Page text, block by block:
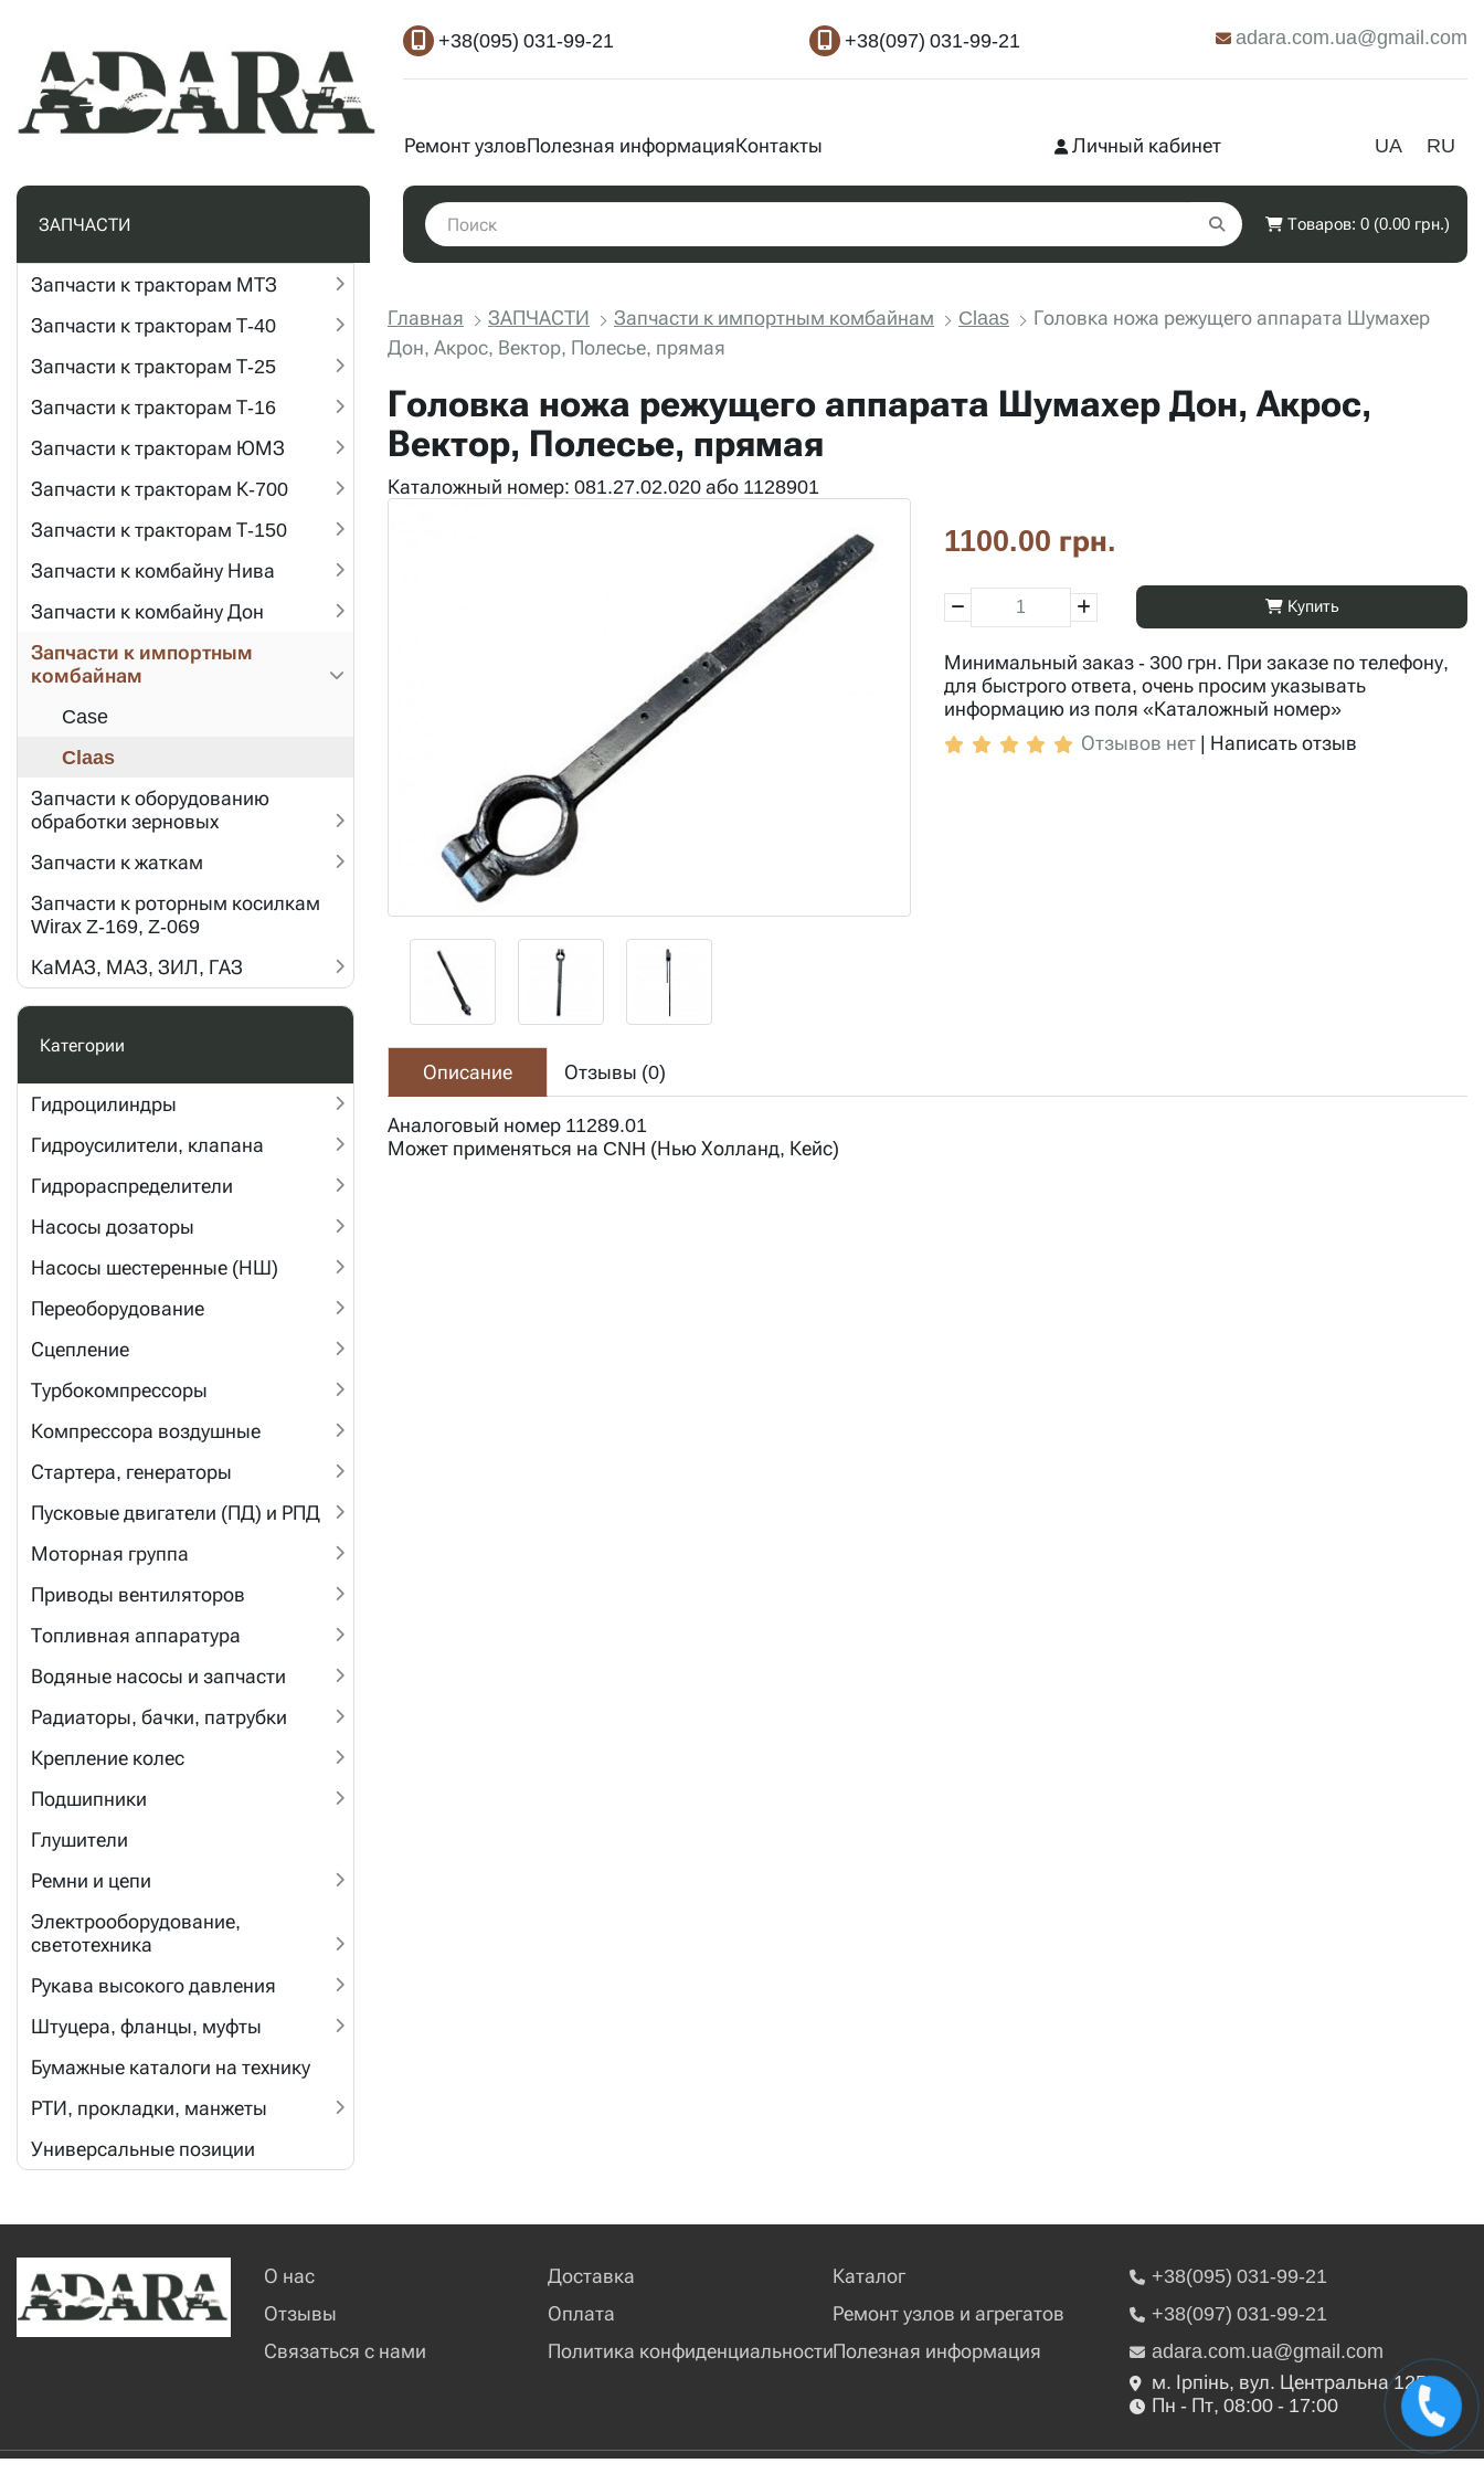
+38(095) 031-99-21 +38(097) 031-99-21 adara.com.ua@gmail.com
Ремонт узловПолезная информацияКонтакты UA RU
Личный кабинет
ЗАПЧАСТИ Товаров: 0 (0.00 грн.)
Запчасти к тракторам МТЗ
Запчасти к тракторам Т-40
Запчасти к тракторам Т-25
Запчасти к тракторам Т-16
Запчасти к тракторам ЮМЗ
Запчасти к тракторам К-700
Запчасти к тракторам Т-150
Запчасти к комбайну Нива
Запчасти к комбайну Дон
Запчасти к импортным
комбайнам
Case
Claas
Запчасти к оборудованию
обработки зерновых
Запчасти к жаткам
Запчасти к роторным косилкам
Wirax Z-169, Z-069
КаМАЗ, МАЗ, ЗИЛ, ГАЗ
Категории
Гидроцилиндры
Гидроусилители, клапана
Гидрораспределители
Насосы дозаторы
Насосы шестеренные (НШ)
Переоборудование
Сцепление
Турбокомпрессоры
Компрессора воздушные
Стартера, генераторы
Пусковые двигатели (ПД) и РПД
Моторная группа
Приводы вентиляторов
Топливная аппаратура
Водяные насосы и запчасти
Радиаторы, бачки, патрубки
Крепление колес
Подшипники
Глушители
Ремни и цепи
Электрооборудование,
светотехника
Рукава высокого давления
Штуцера, фланцы, муфты
Бумажные каталоги на технику
РТИ, прокладки, манжеты
Универсальные позиции
Главная ЗАПЧАСТИ Запчасти к импортным комбайнам Claas
Головка ножа режущего аппарата Шумахер
Дон, Акрос, Вектор, Полесье, прямая
Головка ножа режущего аппарата Шумахер Дон, Акрос,
Вектор, Полесье, прямая
Каталожный номер: 081.27.02.020 або 1128901
1100.00 грн.
Купить
Минимальный заказ - 300 грн. При заказе по телефону,
для быстрого ответа, очень просим указывать
информацию из поля «Каталожный номер»
Отзывов нет | Написать отзыв
Описание Отзывы (0)
Аналоговый номер 11289.01
Может применяться на CNH (Нью Холланд, Кейс)
О нас
Отзывы
Связаться с нами
Доставка
Оплата
Политика конфиденциальности
Каталог
Ремонт узлов и агрегатов
Полезная информация
+38(095) 031-99-21
+38(097) 031-99-21
adara.com.ua@gmail.com
м. Ірпінь, вул. Центральна 125
Пн - Пт, 08:00 - 17:00